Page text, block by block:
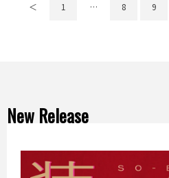
＜ 1 … 8 9
New Release